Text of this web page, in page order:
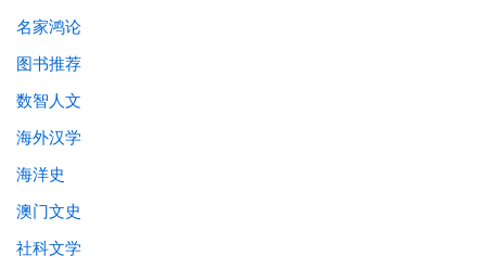
名家鸿论
图书推荐
数智人文
海外汉学
海洋史
澳门文史
社科文学